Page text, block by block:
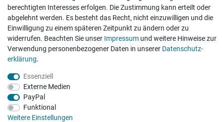
Datum der Veröffentlichung: 17.07.2026
Datum der Kauferfahrung: 10.07.2026
berechtigten Interesses erfolgen. Die Zustimmung kann erteilt oder
abgelehnt werden. Es besteht das Recht, nicht einzuwilligen und die
Einwilligung zu einem späteren Zeitpunkt zu ändern oder zu
widerrufen. Beachten Sie unser Impressum und weitere Hinweise zur
Verwendung personenbezogener Daten in unserer Daten­schutz­
erklärung.
Essenziell
Externe Medien
PayPal
Funktional
Weitere Einstellungen